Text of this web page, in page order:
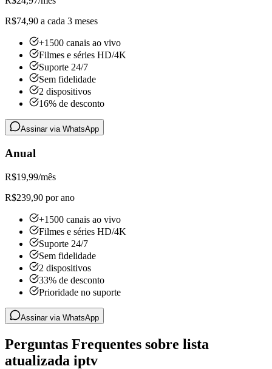
R$74,90 a cada 3 meses
+1500 canais ao vivo
Filmes e séries HD/4K
Suporte 24/7
Sem fidelidade
2 dispositivos
16% de desconto
Assinar via WhatsApp
Anual
R$19,99/mês
R$239,90 por ano
+1500 canais ao vivo
Filmes e séries HD/4K
Suporte 24/7
Sem fidelidade
2 dispositivos
33% de desconto
Prioridade no suporte
Assinar via WhatsApp
Perguntas Frequentes sobre lista
atualizada iptv